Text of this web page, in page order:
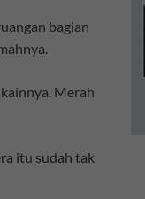
bagian
Merah
itu sudah tak